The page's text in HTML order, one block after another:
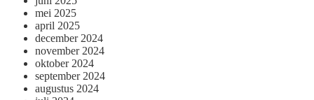
mei 2025
april 2025
december 2024
november 2024
oktober 2024
september 2024
augustus 2024